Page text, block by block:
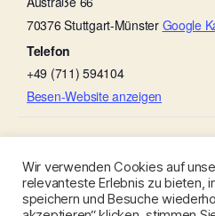
70376 Stuttgart-Münster Google
Telefon
+49 (711) 594104
Besen-Website anzeigen
Wir verwenden Cookies auf
relevanteste Erlebnis zu bieten,
speichern und Besuche